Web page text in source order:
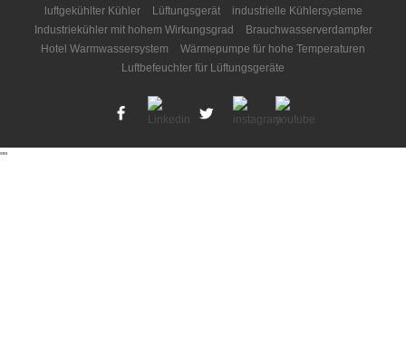
luftgekühlter Kühler
Lüftungsgerät
industrielle Kühlersysteme
Industriekühler mit hohem Wirkungsgrad
Brauchwasserverdampfer
Hotel Warmwassersystem
Wärmepumpe für hohe Temperaturen
Luftbefeuchter für Lüftungsgeräte
""